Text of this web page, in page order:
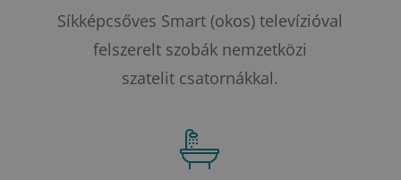
Síkképcsőves Smart (okos) televízióval
felszerelt szobák nemzetközi
szatelit csatornákkal.